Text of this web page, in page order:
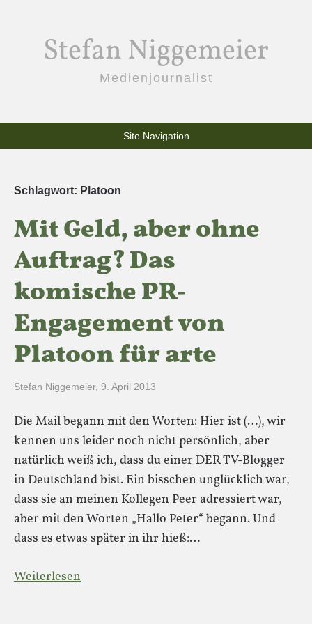
Stefan Niggemeier
Medienjournalist
Site Navigation
Schlagwort: Platoon
Mit Geld, aber ohne
Auftrag? Das
komische PR-
Engagement von
Platoon für arte
Stefan Niggemeier, 9. April 2013
Die Mail begann mit den Worten: Hier ist (…), wir
kennen uns leider noch nicht persönlich, aber
natürlich weiß ich, dass du einer DER TV-Blogger
in Deutschland bist. Ein bisschen unglücklich war,
dass sie an meinen Kollegen Peer adressiert war,
aber mit den Worten „Hallo Peter“ begann. Und
dass es etwas später in ihr hieß:…
Weiterlesen